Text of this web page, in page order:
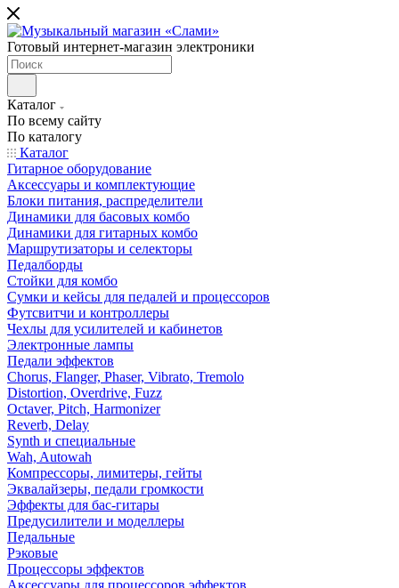
Готовый интернет-магазин электроники
Каталог
По всему сайту
По каталогу
Каталог
Гитарное оборудование
Аксессуары и комплектующие
Блоки питания, распределители
Динамики для басовых комбо
Динамики для гитарных комбо
Маршрутизаторы и селекторы
Педалборды
Стойки для комбо
Сумки и кейсы для педалей и процессоров
Футсвитчи и контроллеры
Чехлы для усилителей и кабинетов
Электронные лампы
Педали эффектов
Chorus, Flanger, Phaser, Vibrato, Tremolo
Distortion, Overdrive, Fuzz
Octaver, Pitch, Harmonizer
Reverb, Delay
Synth и специальные
Wah, Autowah
Компрессоры, лимитеры, гейты
Эквалайзеры, педали громкости
Эффекты для бас-гитары
Предусилители и моделлеры
Педальные
Рэковые
Процессоры эффектов
Аксессуары для процессоров эффектов